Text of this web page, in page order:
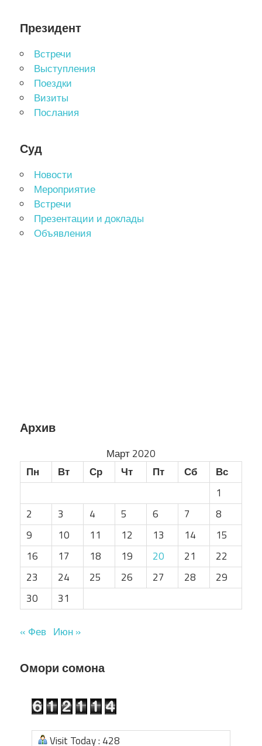
Президент
Встречи
Выступления
Поездки
Визиты
Послания
Суд
Новости
Мероприятие
Встречи
Презентации и доклады
Объявления
Архив
Март 2020
Пн
Вт Ср Чт Пт Сб
Вс
1
2
3 4 5 6 7
8
9
10 11 12 13 14
15
16
17 18 19 20 21
22
23
24 25 26 27 28
29
30
31
« Фев Июн »
Омори сомона
Visit Today : 428